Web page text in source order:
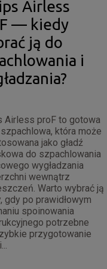
Airless
— kiedy
ją do
i
Airless proF to gotowa
która może
jako gładź
do szpachlowania
wygładzania
wewnątrz
Warto wybrać ją
gdy po prawidłowym
spoinowania
potrzebne
przygotowanie